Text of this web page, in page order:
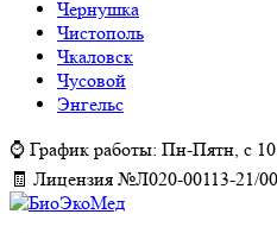
Чернушка
Чистополь
Чкаловск
Чусовой
Энгельс
⌚ График работы: Пн-Пятн, с
🧾 Лицензия №Л020-00113-21/